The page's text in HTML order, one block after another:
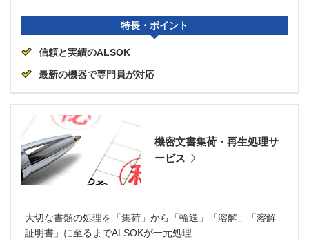
特長・ポイント
信頼と実績のALSOK
最新の機器で専門員が対応
機密文書集荷・再生処理サ
ービス
大切な書類の処理を「集荷」から「輸送」「溶解」「溶解
証明書」に至るまでALSOKが一元処理